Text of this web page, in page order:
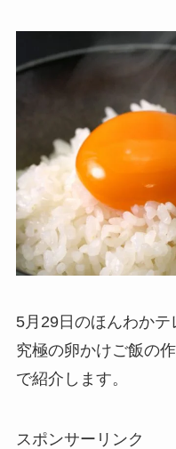
5月29日のほんわか
究極の卵かけご飯の
で紹介します。
スポンサーリンク